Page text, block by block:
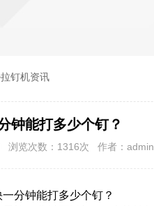
拉钉机资讯
钟能打多少个钉？
浏览次数： 1316次 作者：admin
一分钟能打多少个钉？